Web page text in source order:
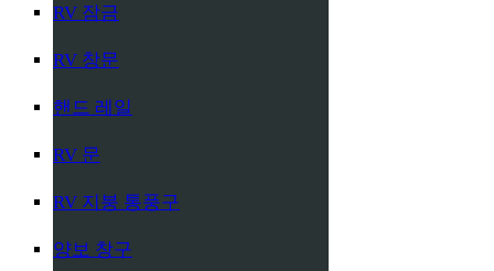
RV 잠금
RV 창문
핸드 레일
RV 문
RV 지붕 통풍구
양보 창구